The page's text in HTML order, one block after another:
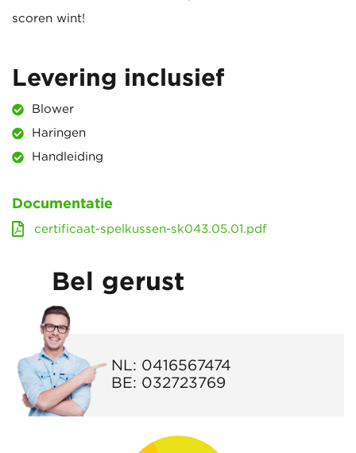
scoren wint!
Levering inclusief
Blower
Haringen
Handleiding
Documentatie
certificaat-spelkussen-sk043.05.01.pdf
Bel gerust
NL: 0416567474
BE: 032723769